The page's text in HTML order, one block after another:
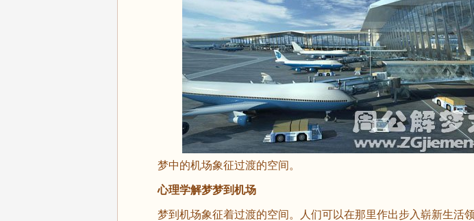
梦中的机场象征过渡的空间。
心理学解梦梦到机场
梦到机场象征着过渡的空间。人们可以在那里作出步入崭新生活